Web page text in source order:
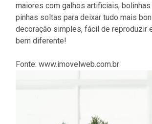
maiores com galhos artificiais,
pinhas soltas para deixar tudo mais
decoração simples, fácil de reproduzir
bem diferente!
Fonte: www.imovelweb.com.br